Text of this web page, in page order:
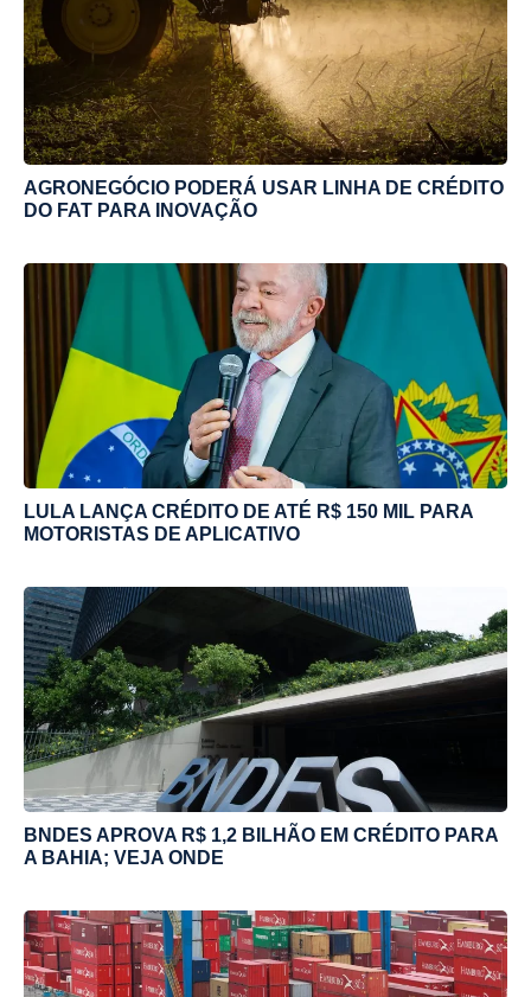
AGRONEGÓCIO PODERÁ USAR LINHA DE CRÉDITO
DO FAT PARA INOVAÇÃO
LULA LANÇA CRÉDITO DE ATÉ R$ 150 MIL PARA
MOTORISTAS DE APLICATIVO
BNDES APROVA R$ 1,2 BILHÃO EM CRÉDITO PARA
A BAHIA; VEJA ONDE